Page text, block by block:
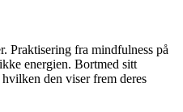
Praktisering fra mindfulness på
energien. Bortmed sitt
den viser frem deres